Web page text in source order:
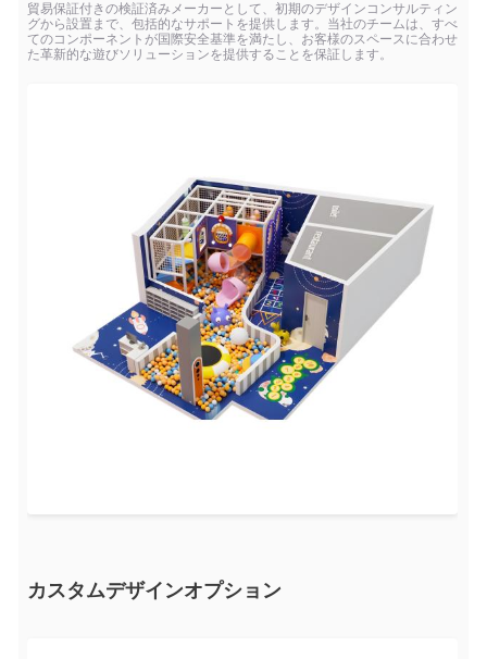
貿易保証付きの検証済みメーカーとして、初期のデザインコンサルティン
グから設置まで、包括的なサポートを提供します。当社のチームは、すべ
てのコンポーネントが国際安全基準を満たし、お客様のスペースに合わせ
た革新的な遊びソリューションを提供することを保証します。
カスタムデザインオプション